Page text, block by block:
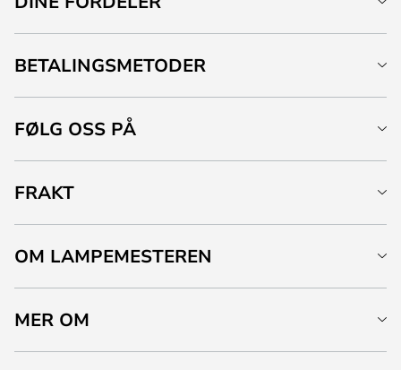
BETALINGSMETODER
FØLG OSS PÅ
FRAKT
OM LAMPEMESTEREN
MER OM